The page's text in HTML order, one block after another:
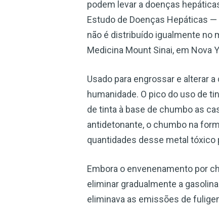
podem levar a doenças
Estudo de Doenças Hepáticas
não é distribuído igualmente no
Medicina Mount Sinai, em Nova
Usado para engrossar e alterar
humanidade. O pico do uso de
de tinta à base de chumbo as
antidetonante, o chumbo na
quantidades desse metal tóxico
Embora o envenenamento por
eliminar gradualmente a
eliminava as emissões de